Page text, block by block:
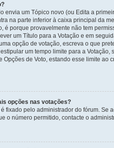
envia um Tópico novo (ou Edita a
na parte inferior à caixa principal da
é porque provavelmente não tem
um Título para a Votação e em
opção de votação, escreva o que
um tempo limite para a
Opções de Voto, estando esse limite ao
opções nas votações?
fixado pelo administrador do fórum. Se
o número permitido, contacte o